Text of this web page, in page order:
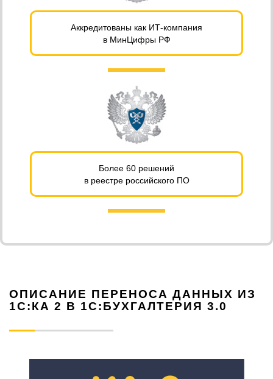
Аккредитованы как ИТ-компания
в МинЦифры РФ
Более 60 решений
в реестре российского ПО
ОПИСАНИЕ ПЕРЕНОСА ДАННЫХ ИЗ
1С:КА 2 В 1С:БУХГАЛТЕРИЯ 3.0